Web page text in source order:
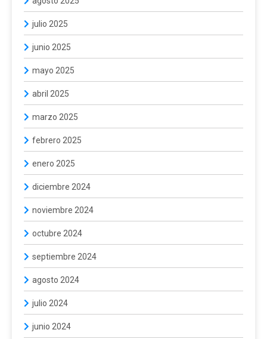
julio 2025
junio 2025
mayo 2025
abril 2025
marzo 2025
febrero 2025
enero 2025
diciembre 2024
noviembre 2024
octubre 2024
septiembre 2024
agosto 2024
julio 2024
junio 2024